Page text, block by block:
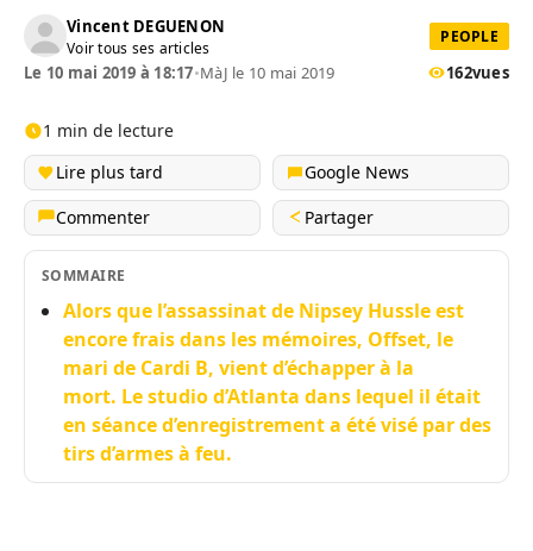
Vincent DEGUENON
Voir tous ses articles
PEOPLE
Le 10 mai 2019 à 18:17•MàJ le 10 mai 2019 162vues
1 min de lecture
Lire plus tard
Google News
Commenter
Partager
SOMMAIRE
Alors que l’assassinat de Nipsey Hussle est
encore frais dans les mémoires, Offset, le
mari de Cardi B, vient d’échapper à la
mort. Le studio d’Atlanta dans lequel il était
en séance d’enregistrement a été visé par des
tirs d’armes à feu.